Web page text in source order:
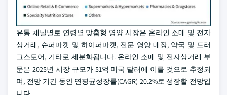
유통 채널별로 연령별 맞춤형 영양 시장은 온라인 소매 및 전자
상거래, 슈퍼마켓 및 하이퍼마켓, 전문 영양 매장, 약국 및 드러
그스토어, 기타로 세분화됩니다. 온라인 소매 및 전자상거래 부
문은 2025년 시장 규모가 51억 미국 달러에 이를 것으로 추정되
며, 전망 기간 동안 연평균성장률(CAGR) 20.2%로 성장할 전망입